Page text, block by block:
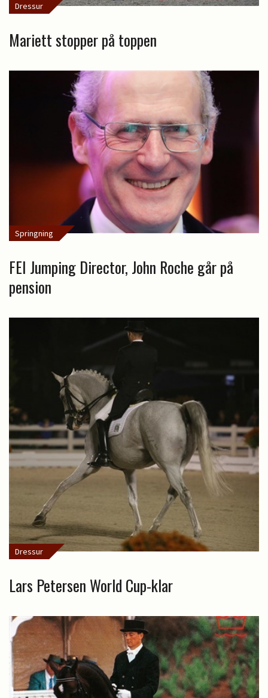
Dressur
Mariett stopper på toppen
Springning
FEI Jumping Director, John Roche går på
pension
Dressur
Lars Petersen World Cup-klar